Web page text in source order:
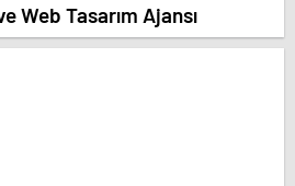
Web Tasarım Ajansı